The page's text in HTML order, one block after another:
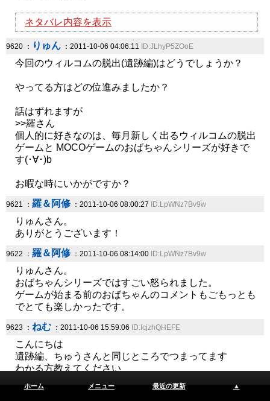
ネタバレ内容を表示
9620 ： りゅん ：2011-10-06 04:06:11 ID:JLhyP5ZOoE
今回のウィルコムの脱出(遺跡編)はどうでしょうか？
やってる方はどの位進みましたか？
話はずれますが
>>羅さん
個人的に好きなのは、毎月新しく出るウィルコムの脱出
ゲームと MOCOゲームのおばちゃんシリーズが好きで
す(･∀･)b
お暇な時にいかがですか？
9621 ： 羅＆阿修 ：2011-10-06 08:00:27 ID:LpWNz7Bv9w
りゅんさん。
ありがとうございます！
9622 ： 羅＆阿修 ：2011-10-06 08:14:00 ID:LpWNz7Bv9w
りゅんさん。
おばちゃんシリーズではすごい怒られました。
ゲームが始まる前のおばちゃんのコメントもごもっとも
でとても楽しかったです。
9623 ： ねむ ：2011-10-06 15:59:06 ID:IcjzhQHEFE
こんにちは
遺跡編、ちゅうさんと同じところでつまってます
わかる方教えてください
ホーム メニュー 最近の更新 ▲